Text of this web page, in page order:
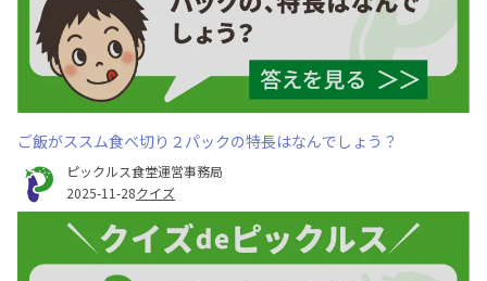
ご飯がススム食べ切り２パックの特長はなんでしょう？
ピックルス食堂運営事務局
2025-11-28クイズ